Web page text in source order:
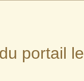
portail